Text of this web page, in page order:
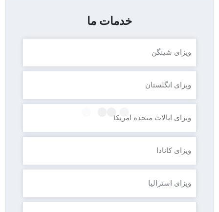
خدمات ما
ویزای شینگن
ویزای انگلستان
ویزای ایالات متحده امریکا
ویزای کانادا
ویزای استرالیا